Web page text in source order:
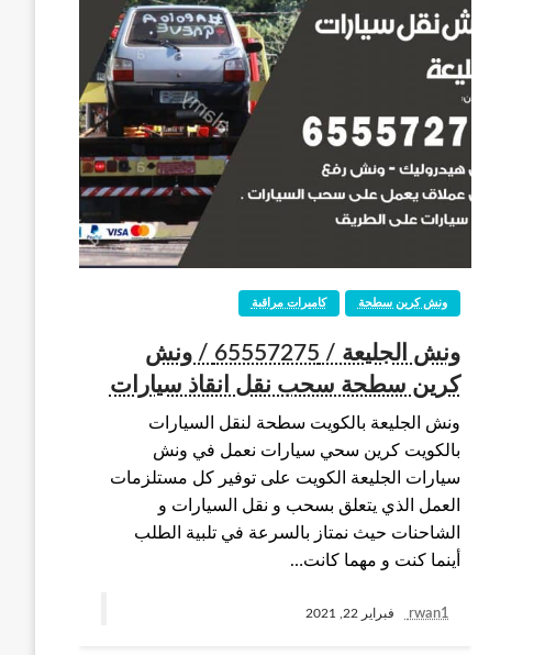
كاميرات مراقبة ونش كرين سطحة
ونش الجليعة / 65557275 / ونش
كرين سطحة سحب نقل انقاذ سيارات
ونش الجليعة بالكويت سطحة لنقل السيارات
بالكويت كرين سحي سيارات نعمل في ونش
سيارات الجليعة الكويت على توفير كل مستلزمات
العمل الذي يتعلق بسحب و نقل السيارات و
الشاحنات حيث نمتاز بالسرعة في تلبية الطلب
أينما كنت و مهما كانت…
rwan1 فبراير 22, 2021